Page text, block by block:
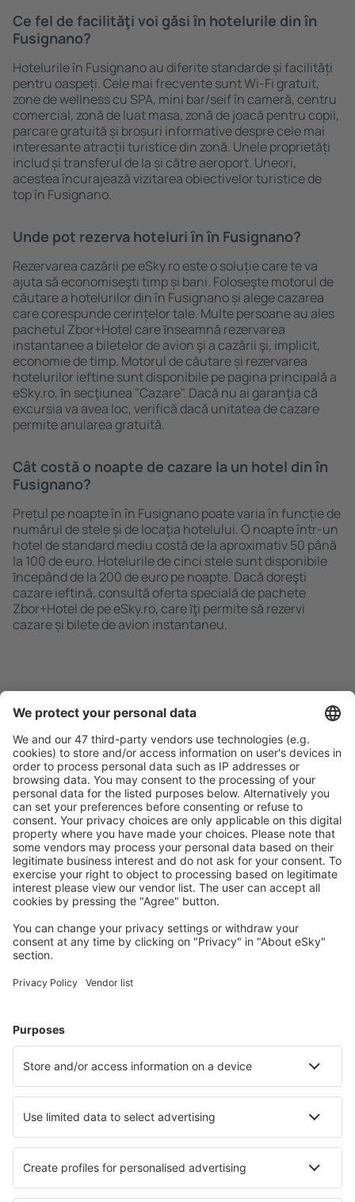
Ce fel de facilităţi voi găsi ȋn hotelurile din în
Fusignano?
Hotelurile în Fusignano au diferite standarde și facilități
pentru oaspeți. Cele mai frecvente sunt Wi-Fi gratuit,
zone de wellness cu SPA, mini bar/seif în cameră, centru
comercial, zonă de luat masa, zonă de joacă pentru copii,
parcare gratuită și broșuri informative despre cele mai
interesante atracții turistice din zonă. Unele proprietăți
includ și transferul de la și către aeroport. Uneori,
acestea încurajează vizitarea obiectivelor turistice de
top în Fusignano.
Unde pot rezerva hoteluri ȋn în Fusignano?
Rezervarea cazării pe eSky.ro este o soluție care te va
ajuta să economiseşti timp și bani. Foloseşte motorul de
căutare a hotelurilor din în Fusignano și alege cazarea
care corespunde cerințelor tale. Multe persoane au ales
pachetul Zbor+Hotel care ȋnseamnă rezervarea
instantanee a biletelor de avion şi a cazării şi, implicit,
economie de timp. Motorul de căutare și rezervarea
hotelurilor ieftine sunt disponibile pe pagina principală a
eSky.ro, ȋn secţiunea "Cazare". Dacă nu ai garanţia că
excursia va avea loc, verifică dacă unitatea de cazare
permite anularea gratuită.
Cât costă o noapte de cazare la un hotel din în
Fusignano?
Prețul pe noapte în în Fusignano poate varia în funcție de
numărul de stele și de locaţia hotelului. O noapte într-un
hotel de standard mediu costă de la aproximativ 50 până
la 100 de euro. Hotelurile de cinci stele sunt disponibile
ȋncepând de la 200 de euro pe noapte. Dacă doreşti
cazare ieftină, consultă oferta specială de pachete
Zbor+Hotel de pe eSky.ro, care ȋţi permite să rezervi
cazare și bilete de avion instantaneu.
Caută rapid şi uşor
Ofertă adaptată aşteptărilor tale.
Planifică ȋn siguranţă
Rezervare fără griji cu opțiune gratuită de anulare.
Economiseşte mai mult
Prețuri atractive și oferte speciale pentru utilizatorii
conectați.
Alege din peste 1,3 mil. de opţiuni: hoteluri, cabane,
apartamente și altele.
Hoteluri în Italia - Orașe populare
Hoteluri în Milano Hoteluri în Florenţa
Hoteluri în Palermo Hoteluri în Napoli
Hoteluri în San Gimignano Hoteluri în Sirmione